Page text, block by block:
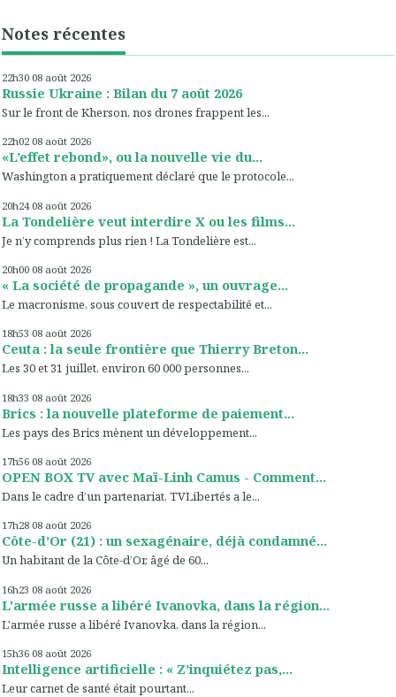
Notes récentes
22h30 08 août 2026
Russie Ukraine : Bilan du 7 août 2026
Sur le front de Kherson, nos drones frappent les...
22h02 08 août 2026
«L’effet rebond», ou la nouvelle vie du...
Washington a pratiquement déclaré que le protocole...
20h24 08 août 2026
La Tondelière veut interdire X ou les films...
Je n’y comprends plus rien ! La Tondelière est...
20h00 08 août 2026
« La société de propagande », un ouvrage...
Le macronisme, sous couvert de respectabilité et...
18h53 08 août 2026
Ceuta : la seule frontière que Thierry Breton...
Les 30 et 31 juillet, environ 60 000 personnes...
18h33 08 août 2026
Brics : la nouvelle plateforme de paiement...
Les pays des Brics mènent un développement...
17h56 08 août 2026
OPEN BOX TV avec Maï-Linh Camus - Comment...
Dans le cadre d’un partenariat, TVLibertés a le...
17h28 08 août 2026
Côte-d’Or (21) : un sexagénaire, déjà condamné...
Un habitant de la Côte-d’Or, âgé de 60...
16h23 08 août 2026
L'armée russe a libéré Ivanovka, dans la région...
L'armée russe a libéré Ivanovka, dans la région...
15h36 08 août 2026
Intelligence artificielle : « Z’inquiétez pas,...
Leur carnet de santé était pourtant...